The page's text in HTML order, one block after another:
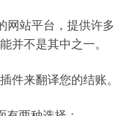
网站平台，提供许多
并不是其中之一。
件来翻译您的结账。